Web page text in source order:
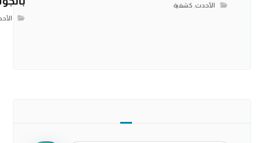
الأحدث, كشفية